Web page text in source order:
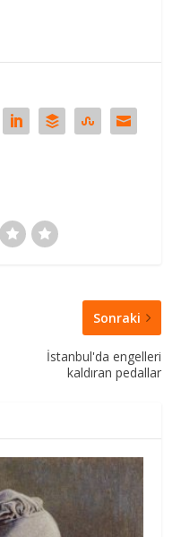
Sonraki
İstanbul'da engelleri
kaldıran pedallar